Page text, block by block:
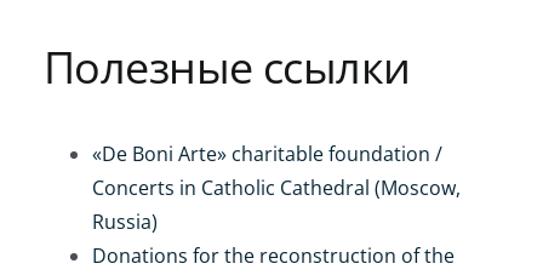
Полезные ссылки
«De Boni Arte» charitable foundation /
Concerts in Catholic Cathedral (Moscow,
Russia)
Donations for the reconstruction of the